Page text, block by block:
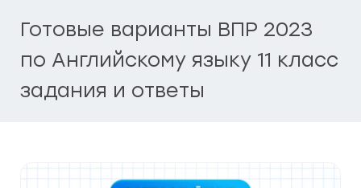
Готовые варианты ВПР 2023
по Английскому языку 11 класс
задания и ответы